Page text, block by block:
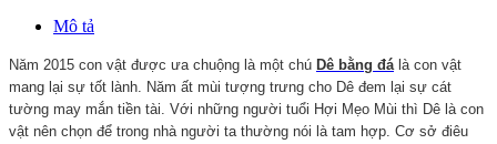
Mô tả
Năm 2015 con vật được ưa chuộng là một chú Dê bằng đálà con vật
mang lại sự tốt lành. Năm ất mùi tượng trưng cho Dê đem lại sự cát
tường may mắn tiền tài. Với những người tuổi Hợi Mẹo Mùi thì Dê là con
vật nên chọn để trong nhà người ta thường nói là tam hợp. Cơ sở điêu